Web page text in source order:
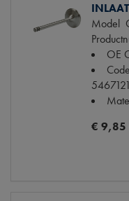
Model
OE
€ 9,85